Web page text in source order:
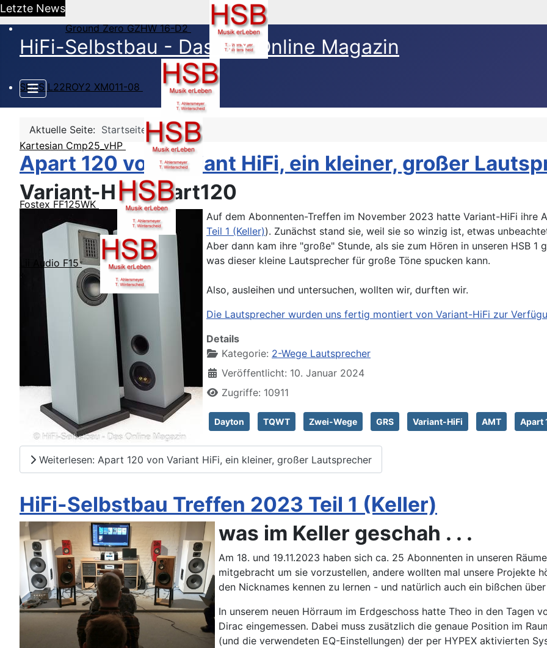
Letzte News
Ground Zero GZHW 16-D2
SEAS L22ROY2 XM011-08
Kartesian Cmp25_vHP
Fostex FF125WK
Lii Audio F15
HiFi-Selbstbau - Das DIY Online Magazin
Aktuelle Seite: Startseite
Apart 120 von Variant HiFi, ein kleiner, großer
Variant-HiFi Apart120
Auf dem Abonnenten-Treffen im November 2023 hatte Variant-HiFi ihre
Teil 1 (Keller)). Zunächst stand sie, weil sie so winzig ist, etwas
Aber dann kam ihre "große" Stunde, als sie zum Hören in unseren HSB
was dieser kleine Lautsprecher für große Töne spucken kann.
Also, ausleihen und untersuchen, wollten wir, durften wir.
Die Lautsprecher wurden uns fertig montiert von Variant-HiFi zur
Details
Kategorie: 2-Wege Lautsprecher
Veröffentlicht: 10. Januar 2024
Zugriffe: 10911
Dayton TQWT Zwei-Wege GRS Variant-HiFi AMT Apart
Weiterlesen: Apart 120 von Variant HiFi, ein kleiner, großer Lautsprecher
HiFi-Selbstbau Treffen 2023 Teil 1 (Keller)
was im Keller geschah . . .
Am 18. und 19.11.2023 haben sich ca. 25 Abonnenten in unseren
mitgebracht um sie vorzustellen, andere wollten mal unsere Projekte
den Nicknames kennen zu lernen - und natürlich auch ein bißchen
In unserem neuen Hörraum im Erdgeschoss hatte Theo in den Tagen
Dirac eingemessen. Dabei muss zusätzlich die genaue Position im
(und die verwendeten EQ-Einstellungen) der per HYPEX aktivierten